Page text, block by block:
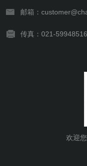
邮箱：
传真：021-59948516
欢迎